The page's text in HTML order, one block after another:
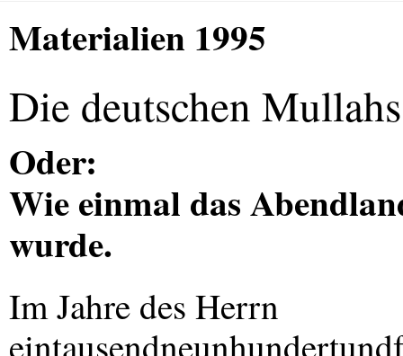
Materialien 1995
Die deutschen
Oder:
Wie einmal das
wurde.
Im Jahre des Herrn